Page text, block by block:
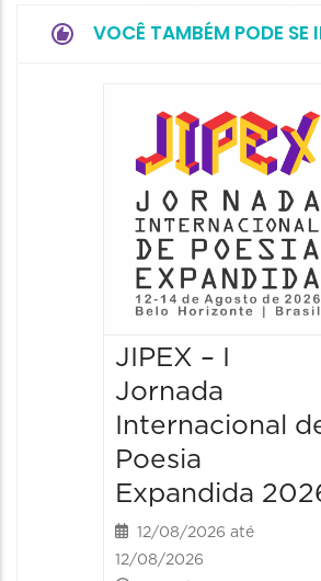
VOCÊ TAMBÉM PODE SE
JIPEX – I
Jornada
Internacional
Poesia
Expandida
12/08/2026 até
12/08/2026